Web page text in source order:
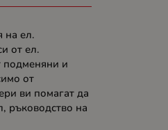
на ел.
от ел.
подменяни и
от
ви помагат да
ръководство на